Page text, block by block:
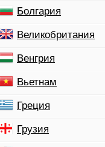
Болгария
Великобритания
Венгрия
Вьетнам
Греция
Грузия